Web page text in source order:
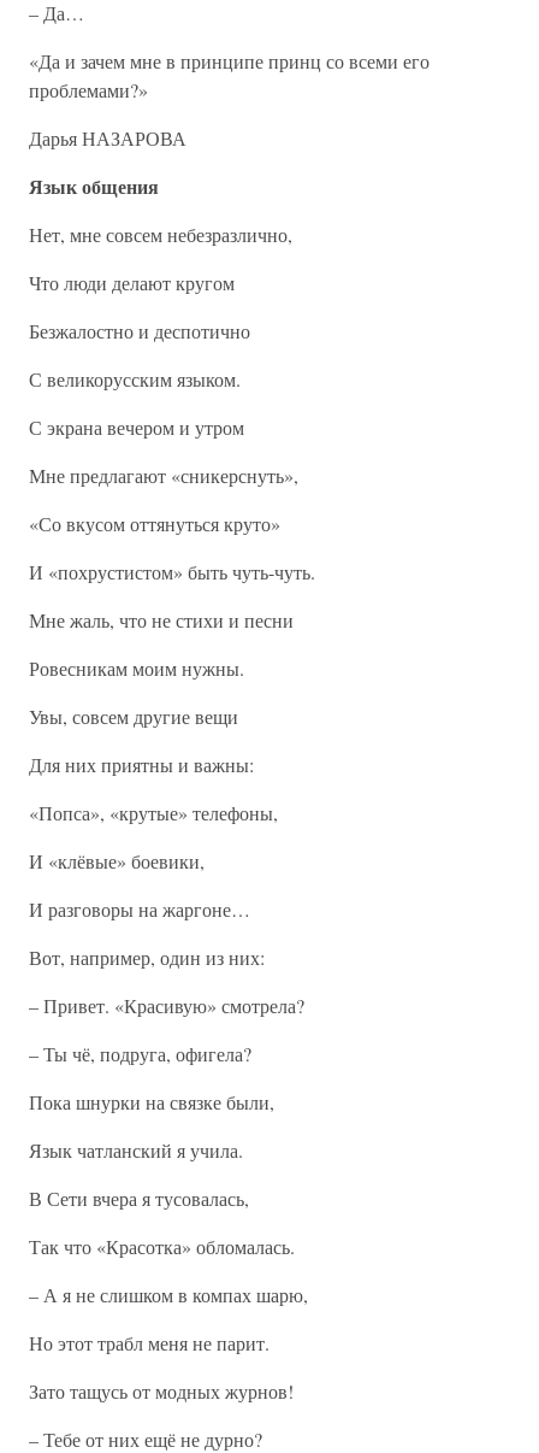
– Да…
«Да и зачем мне в принципе принц со всеми его
проблемами?»
Дарья НАЗАРОВА
Язык общения
Нет, мне совсем небезразлично,
Что люди делают кругом
Безжалостно и деспотично
С великорусским языком.
С экрана вечером и утром
Мне предлагают «сникерснуть»,
«Со вкусом оттянуться круто»
И «похрустистом» быть чуть-чуть.
Мне жаль, что не стихи и песни
Ровесникам моим нужны.
Увы, совсем другие вещи
Для них приятны и важны:
«Попса», «крутые» телефоны,
И «клёвые» боевики,
И разговоры на жаргоне…
Вот, например, один из них:
– Привет. «Красивую» смотрела?
– Ты чё, подруга, офигела?
Пока шнурки на связке были,
Язык чатланский я учила.
В Сети вчера я тусовалась,
Так что «Красотка» обломалась.
– А я не слишком в компах шарю,
Но этот трабл меня не парит.
Зато тащусь от модных журнов!
– Тебе от них ещё не дурно?